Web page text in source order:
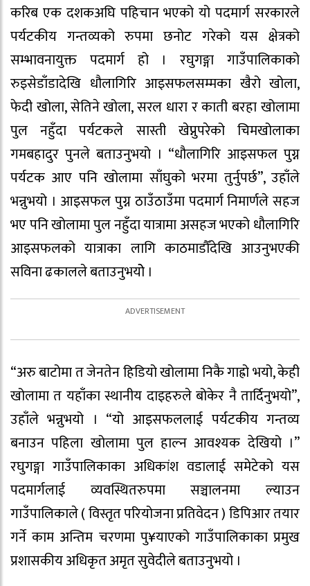
करिब एक दशकअघि पहिचान भएको यो पदमार्ग सरकारले
पर्यटकीय गन्तव्यको रुपमा छनोट गरेको यस क्षेत्रको
सम्भावनायुक्त पदमार्ग हो । रघुगङ्गा गाउँपालिकाको
रुइसेडाँडादेखि धौलागिरि आइसफलसम्मका खैरो खोला,
फेदी खोला, सेतिने खोला, सरल धारा र काती बरहा खोलामा
पुल नहुँदा पर्यटकले सास्ती खेप्नुपरेको चिमखोलाका
गमबहादुर पुनले बताउनुभयो । “धौलागिरि आइसफल पुग्न
पर्यटक आए पनि खोलामा साँघुको भरमा तुर्नुपर्छ”, उहाँले
भन्नुभयो । आइसफल पुग्न ठाउँठाउँमा पदमार्ग निमार्णले सहज
भए पनि खोलामा पुल नहुँदा यात्रामा असहज भएको धौलागिरि
आइसफलको यात्राका लागि काठमाडौँदेखि आउनुभएकी
सविना ढकालले बताउनुभयोे ।
“अरु बाटोमा त जेनतेन हिडियो खोलामा निकै गाह्रो भयो, केही
खोलामा त यहाँका स्थानीय दाइहरुले बोकेर नै तार्दिनुभयो”,
उहाँले भन्नुभयो । “यो आइसफललाई पर्यटकीय गन्तव्य
बनाउन पहिला खोलामा पुल हाल्न आवश्यक देखियो ।”
रघुगङ्गा गाउँपालिकाका अधिकांश वडालाई समेटेको यस
पदमार्गलाई व्यवस्थितरुपमा सञ्चालनमा ल्याउन
गाउँपालिकाले ( विस्तृत परियोजना प्रतिवेदन ) डिपिआर तयार
गर्ने काम अन्तिम चरणमा पु¥याएको गाउँपालिकाका प्रमुख
प्रशासकीय अधिकृत अमृत सुवेदीले बताउनुभयो ।